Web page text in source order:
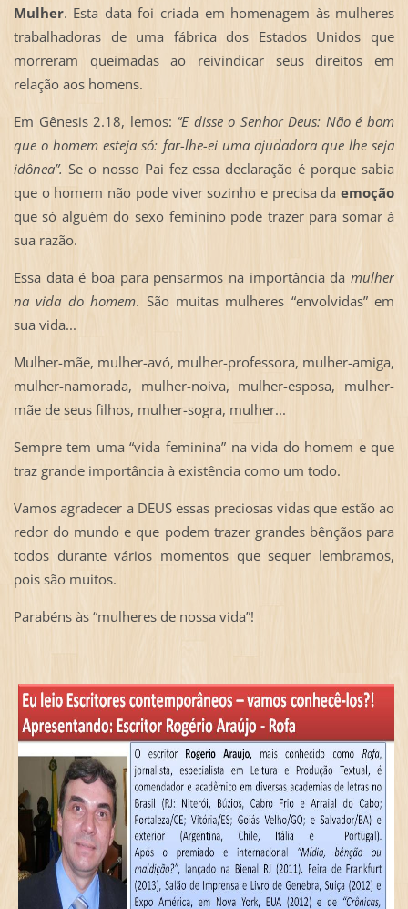
Mulher. Esta data foi criada em homenagem às mulheres
trabalhadoras de uma fábrica dos Estados Unidos que
morreram queimadas ao reivindicar seus direitos em
relação aos homens.
Em Gênesis 2.18, lemos: “E disse o Senhor Deus: Não é bom
que o homem esteja só: far-lhe-ei uma ajudadora que lhe seja
idônea”. Se o nosso Pai fez essa declaração é porque sabia
que o homem não pode viver sozinho e precisa daemoção
que só alguém do sexo feminino pode trazer para somar à
sua razão.
Essa data é boa para pensarmos na importância damulher
na vida do homem. São muitas mulheres “envolvidas” em
sua vida...
Mulher-mãe, mulher-avó, mulher-professora, mulher-amiga,
mulher-namorada, mulher-noiva, mulher-esposa, mulher-
mãe de seus filhos, mulher-sogra, mulher...
Sempre tem uma “vida feminina” na vida do homem e que
traz grande importância à existência como um todo.
Vamos agradecer a DEUS essas preciosas vidas que estão ao
redor do mundo e que podem trazer grandes bênçãos para
todos durante vários momentos que sequer lembramos,
pois são muitos.
Parabéns às “mulheres de nossa vida”!